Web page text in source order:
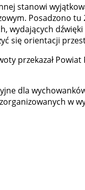
stanowi
Posadzono
wydających
się orientacji
przekazał
dla
w